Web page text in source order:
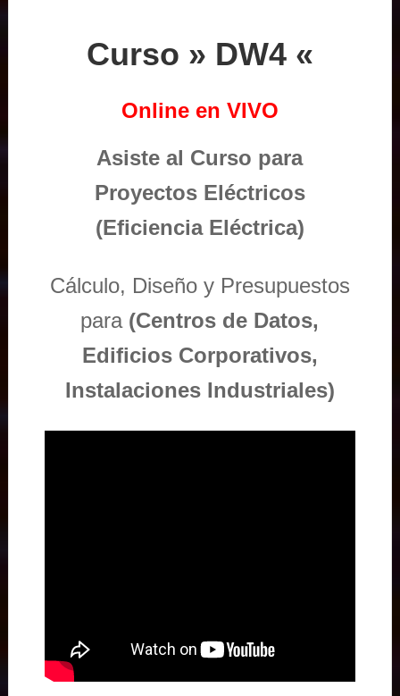
Curso » DW4 «
Online en VIVO
Asiste al Curso para
Proyectos Eléctricos
(Eficiencia Eléctrica)
Cálculo, Diseño y Presupuestos
para (Centros de Datos,
Edificios Corporativos,
Instalaciones Industriales)